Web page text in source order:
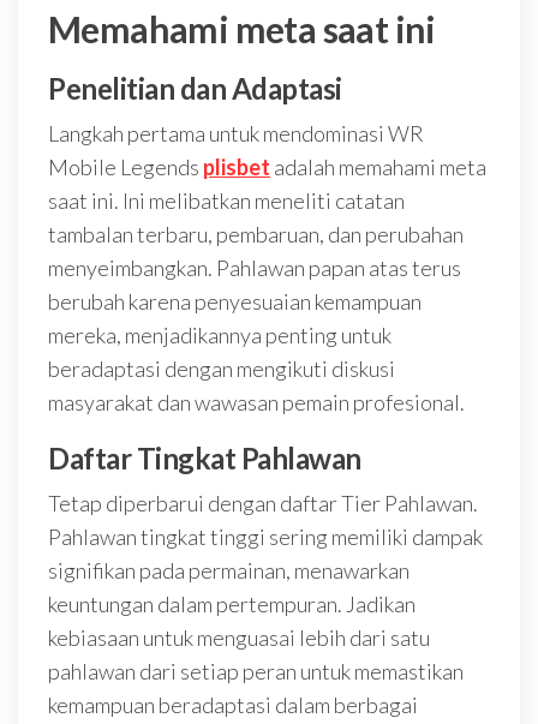
Memahami meta saat ini
Penelitian dan Adaptasi
Langkah pertama untuk mendominasi WR
Mobile Legends plisbet adalah memahami meta
saat ini. Ini melibatkan meneliti catatan
tambalan terbaru, pembaruan, dan perubahan
menyeimbangkan. Pahlawan papan atas terus
berubah karena penyesuaian kemampuan
mereka, menjadikannya penting untuk
beradaptasi dengan mengikuti diskusi
masyarakat dan wawasan pemain profesional.
Daftar Tingkat Pahlawan
Tetap diperbarui dengan daftar Tier Pahlawan.
Pahlawan tingkat tinggi sering memiliki dampak
signifikan pada permainan, menawarkan
keuntungan dalam pertempuran. Jadikan
kebiasaan untuk menguasai lebih dari satu
pahlawan dari setiap peran untuk memastikan
kemampuan beradaptasi dalam berbagai